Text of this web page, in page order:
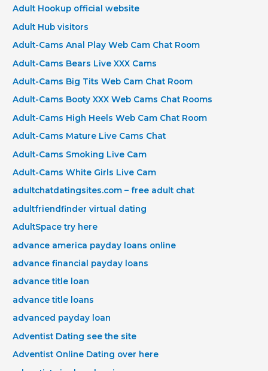
Adult Hookup official website
Adult Hub visitors
Adult-Cams Anal Play Web Cam Chat Room
Adult-Cams Bears Live XXX Cams
Adult-Cams Big Tits Web Cam Chat Room
Adult-Cams Booty XXX Web Cams Chat Rooms
Adult-Cams High Heels Web Cam Chat Room
Adult-Cams Mature Live Cams Chat
Adult-Cams Smoking Live Cam
Adult-Cams White Girls Live Cam
adultchatdatingsites.com – free adult chat
adultfriendfinder virtual dating
AdultSpace try here
advance america payday loans online
advance financial payday loans
advance title loan
advance title loans
advanced payday loan
Adventist Dating see the site
Adventist Online Dating over here